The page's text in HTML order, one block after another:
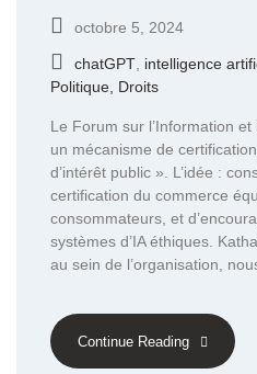
octobre 5, 2024
chatGPT intelligence
Politique, Droits
Le Forum sur l’Information
un mécanisme de
d’intérêt public ». L’idée :
certification du commerce
consommateurs, et
systèmes d’IA éthiques.
au sein de l’organisation,
Continue Reading